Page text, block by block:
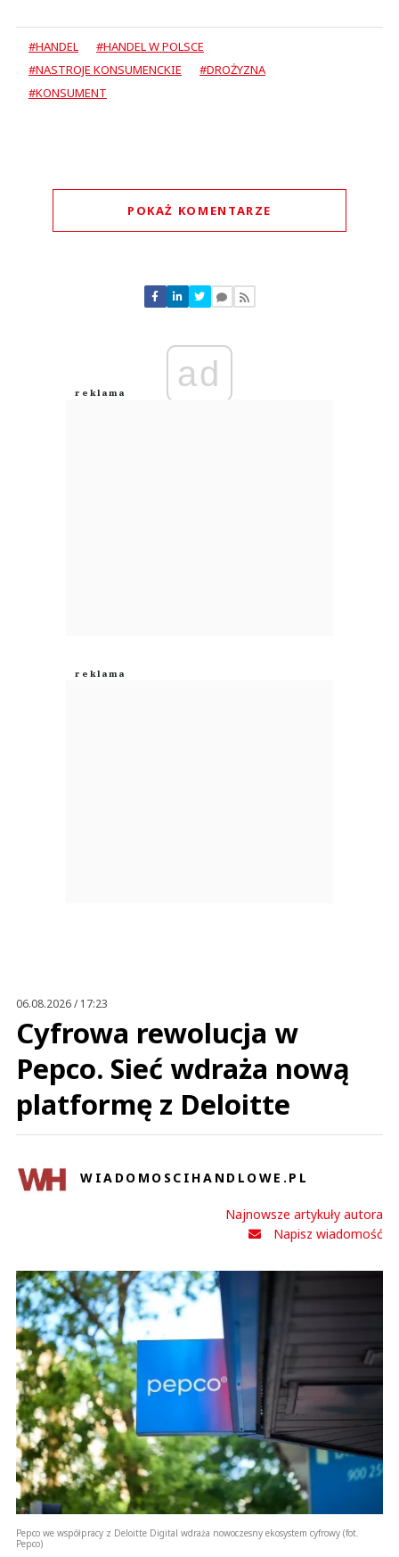
#HANDEL
#HANDEL W POLSCE
#NASTROJE KONSUMENCKIE
#DROŻYZNA
#KONSUMENT
POKAŻ KOMENTARZE
Nie znaleziono komentarzy
Zostaw swoje komentarze
Anuluj
ad
06.08.2026 / 17:23
Cyfrowa rewolucja w
Pepco. Sieć wdraża nową
platformę z Deloitte
WIADOMOSCIHANDLOWE.PL
Najnowsze artykuły autora
Napisz wiadomość
Pepco we współpracy z Deloitte Digital wdraża nowoczesny ekosystem cyfrowy (fot.
Pepco)